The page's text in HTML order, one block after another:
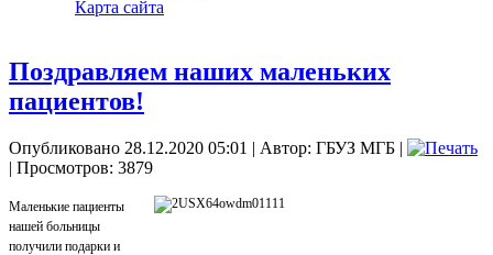
Карта сайта
Поздравляем наших маленьких
пациентов!
Опубликовано 28.12.2020 05:01 | Автор: ГБУЗ МГБ |
| Просмотров: 3879
Маленькие пациенты
нашей больницы
получили подарки и